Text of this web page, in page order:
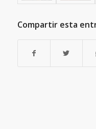
Compartir esta